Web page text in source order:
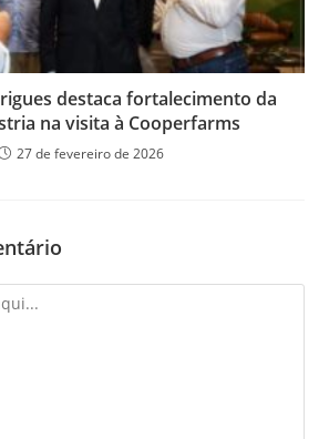
destaca fortalecimento da
na visita à Cooperfarms
27 de fevereiro de 2026